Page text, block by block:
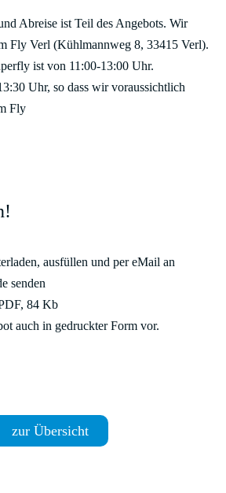
Abreise ist Teil des Angebots. Wir
Fly Verl (Kühlmannweg 8, 33415 Verl).
ist von 11:00-13:00 Uhr.
Uhr, so dass wir voraussichtlich
Fly
ausfüllen und per eMail an
senden
84 Kb
auch in gedruckter Form vor.
zur Übersicht